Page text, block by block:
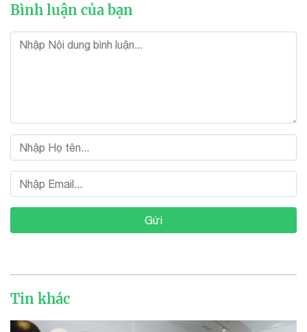
Bình luận của bạn
Gửi
Tin khác